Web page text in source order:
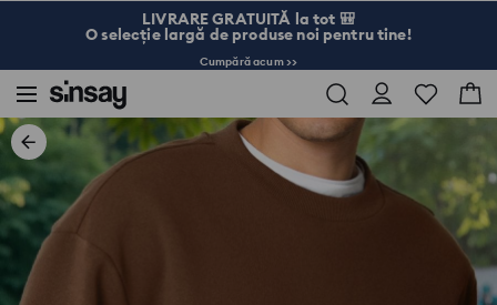
LIVRARE GRATUITĂ la tot 🎒
O selecție largă de produse noi pentru tine!
Cumpără acum >>